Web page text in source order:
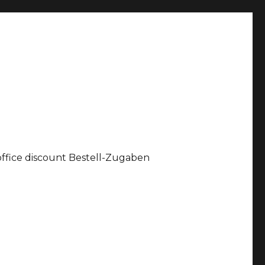
discount Bestell-Zugaben